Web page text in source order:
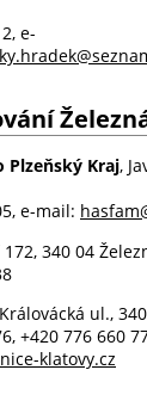
e-
Plzeňský Kraj,
e-mail:
340 04
ul.,
+420 776 660
klatovy.cz